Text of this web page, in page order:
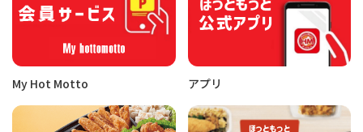
My Hot Motto アプリ